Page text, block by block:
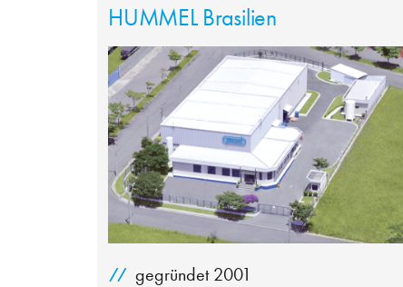
HUMMEL Brasilien
gegründet 2001